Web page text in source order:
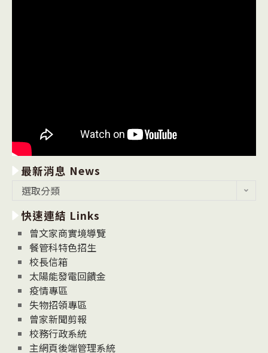
最新消息 News
消
息
News
選取分類
快速連結 Links
曾文家商實境導覽
餐管科特色招生
校長信箱
太陽能發電回饋金
疫情專區
失物招領專區
曾家新聞剪報
校務行政系統
主網頁後端管理系統